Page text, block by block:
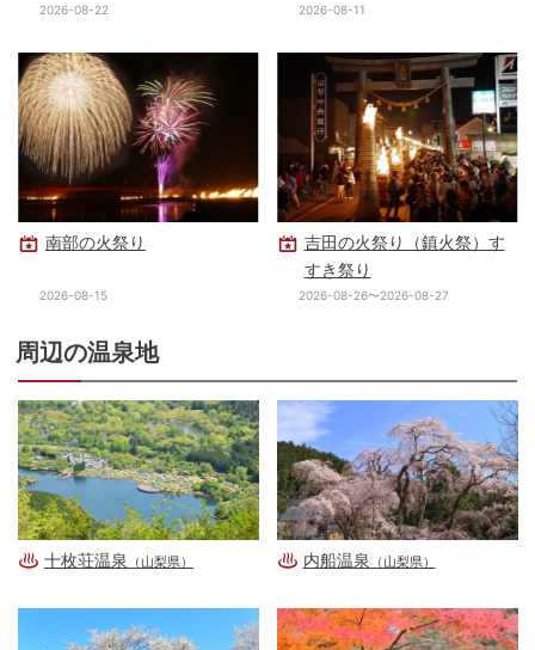
2026-08-22 2026-08-11
南部の火祭り
2026-08-15
吉田の火祭り（鎮火祭）す
すき祭り
2026-08-26〜2026-08-27
周辺の温泉地
十枚荘温泉 （山梨県） 内船温泉 （山梨県）